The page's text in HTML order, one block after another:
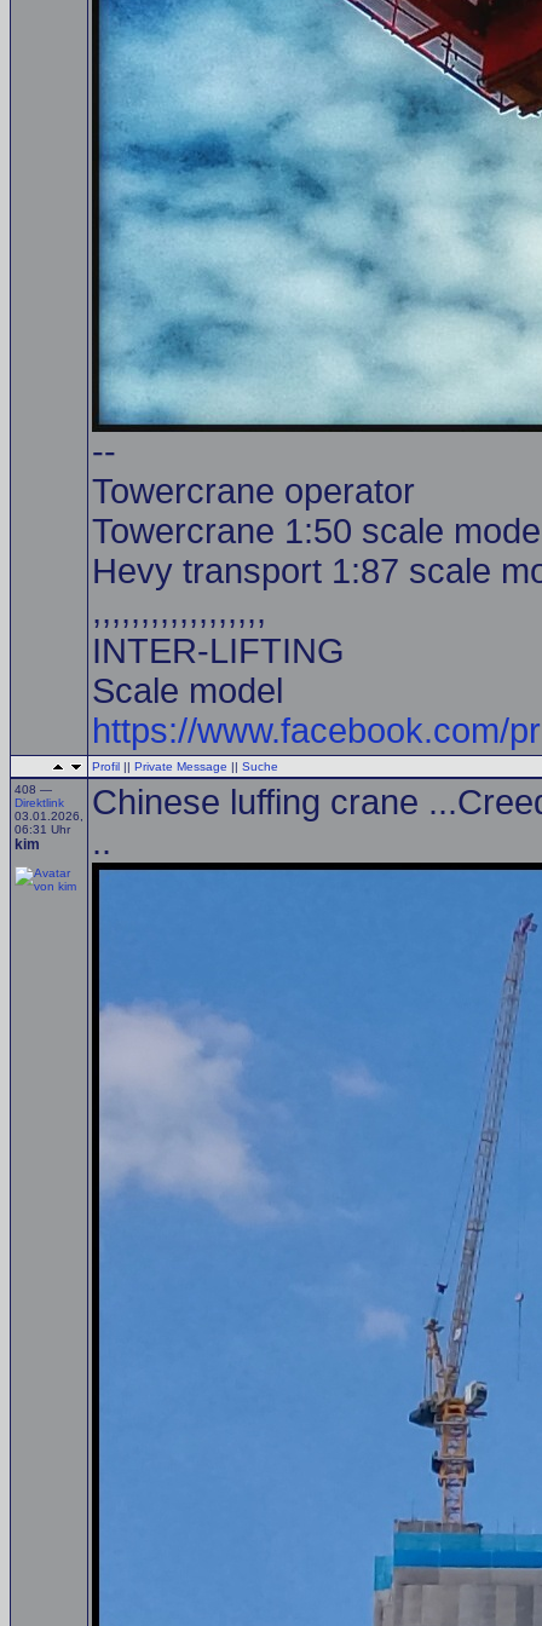
--
Towercrane operator
Towercrane 1:50 scale
Hevy transport 1:87 scale
,,,,,,,,,,,,,,,,,,
INTER-LIFTING
Scale model
https://www.facebook.com/
Profil || Private Message || Suche
408 —
Direktlink
03.01.2026,
06:31 Uhr
kim
Chinese luffing crane
..